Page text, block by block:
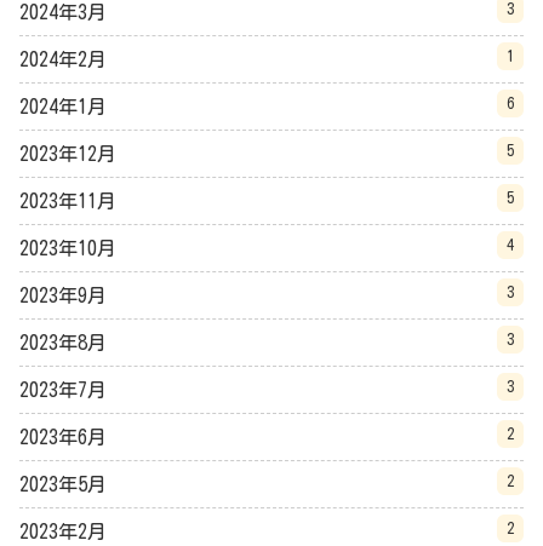
2024年3月 3
2024年2月 1
2024年1月 6
2023年12月 5
2023年11月 5
2023年10月 4
2023年9月 3
2023年8月 3
2023年7月 3
2023年6月 2
2023年5月 2
2023年2月 2